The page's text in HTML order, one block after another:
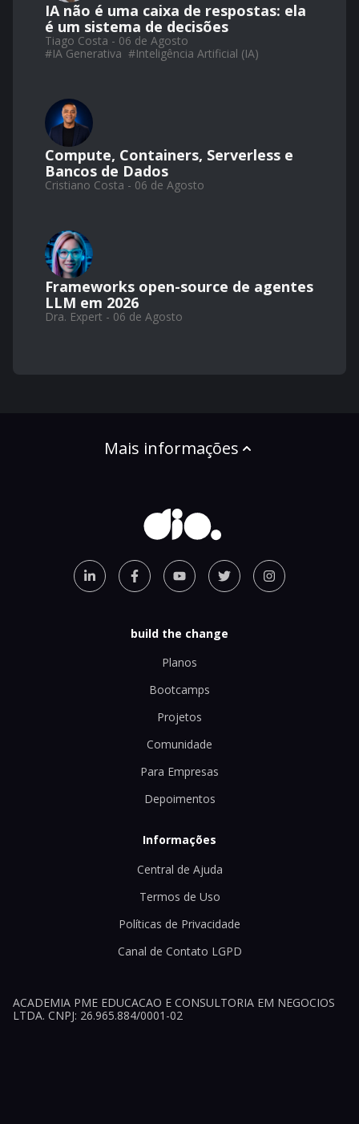
IA não é uma caixa de respostas: ela
é um sistema de decisões
Tiago Costa - 06 de Agosto
#IA Generativa #Inteligência Artificial (IA)
Compute, Containers, Serverless e
Bancos de Dados
Cristiano Costa - 06 de Agosto
Frameworks open-source de agentes
LLM em 2026
Dra. Expert - 06 de Agosto
Mais informações
build the change
Planos
Bootcamps
Projetos
Comunidade
Para Empresas
Depoimentos
Informações
Central de Ajuda
Termos de Uso
Políticas de Privacidade
Canal de Contato LGPD
ACADEMIA PME EDUCACAO E CONSULTORIA EM NEGOCIOS
LTDA. CNPJ: 26.965.884/0001-02